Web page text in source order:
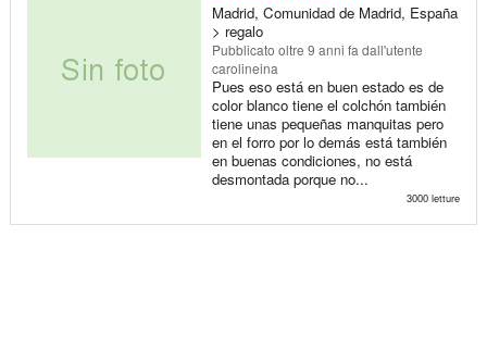
Madrid, Comunidad de Madrid, España
> regalo
Pubblicato oltre 9 anni fa dall'utente
carolineina
Pues eso está en buen estado es de
color blanco tiene el colchón también
tiene unas pequeñas manquitas pero
en el forro por lo demás está también
en buenas condiciones, no está
desmontada porque no...
3000 letture